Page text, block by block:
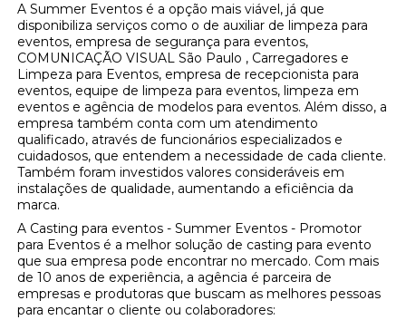
A Summer Eventos é a opção mais viável, já que
disponibiliza serviços como o de auxiliar de limpeza para
eventos, empresa de segurança para eventos,
COMUNICAÇÃO VISUAL São Paulo , Carregadores e
Limpeza para Eventos, empresa de recepcionista para
eventos, equipe de limpeza para eventos, limpeza em
eventos e agência de modelos para eventos. Além disso, a
empresa também conta com um atendimento
qualificado, através de funcionários especializados e
cuidadosos, que entendem a necessidade de cada cliente.
Também foram investidos valores consideráveis em
instalações de qualidade, aumentando a eficiência da
marca.
A Casting para eventos - Summer Eventos - Promotor
para Eventos é a melhor solução de casting para evento
que sua empresa pode encontrar no mercado. Com mais
de 10 anos de experiência, a agência é parceira de
empresas e produtoras que buscam as melhores pessoas
para encantar o cliente ou colaboradores: